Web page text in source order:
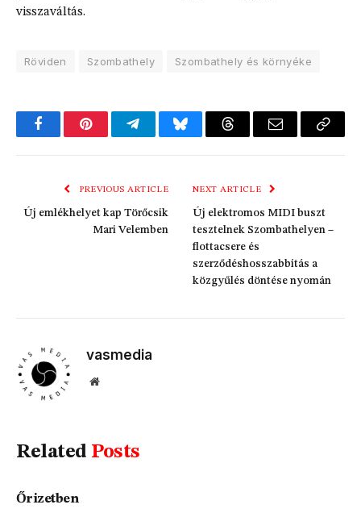
visszaváltás.
Röviden Szombathely Szombathely és környéke
FacebookPinterestTelegramBlueskyThreadsEmail
Copy
PREVIOUS ARTICLE
Új emlékhelyet kap Törőcsik
Mari Velemben
NEXT ARTICLE
Új elektromos MIDI buszt
tesztelnek Szombathelyen –
flottacsere és
szerződéshosszabbítás a
közgyűlés döntése nyomán
vasmedia
Website
Related Posts
Őrizetben